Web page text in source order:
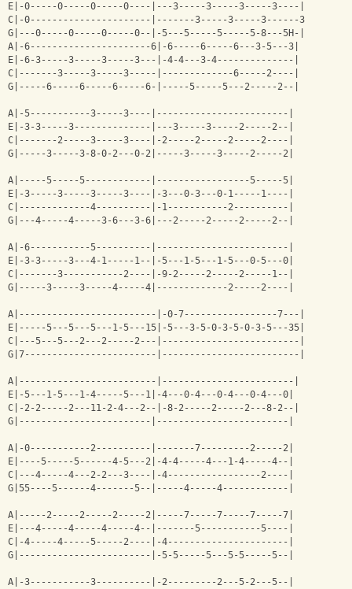
E|-0-----0-----0-----0----|---3-----3-----3-----3----|
C|-0----------------------|-------3-----3-----3------3
G|---0-----0-----0-----0--|-
A|-6----------------------6|-6-----6-----6---3-5---3|
E|-6-3-----3-----3-----3---|-4-4---3-4--------------|
C|-------3-----3-----3-----|-------------6-----2----|
G|-----6-----6-----6-----6-|-----5-----5---2-----2--|
A|-5-----------3-----3----|------------------------|
E|-3-3-----3--------------|---3-----3-----2-----2--|
C|-------2-----3-----3----|-2-----2-----2-----2----|
G|-----3-----3-8-0-2---0-2|-----3-----3-----2-----2|
A|-----5-----5------------|-----------------5-----5|
E|-3-----3-----3-----3----|-3---0-3---0-1-----1----|
C|-------------4----------|-1-----------2----------|
G|---4-----4-----3-6---3-6|---2-----2-----2-----2--|
A|-6-----------5----------|------------------------|
E|-3-3-----3---4-1-----1--|-5---1-5---1-5---0-5---0|
C|-------3-----------2----|-9-2-----2-----2-----1--|
G|-----3-----3-----4-----4|-------------2-----2----|
A|-------------------------|-0-7-----------------7---|
E|-----5---5---5---1-5---15|-5---3-5-0-3-5-0-3-5---35|
C|---5---5---2---2-----2---|-------------------------|
G|7------------------------|-------------------------|
A|-------------------------|------------------------|
E|-5---1-5---1-4-----5---1|-4---0-4---0-4---0-4---0|
C|-2-2-----2---11-2-4---2--|-8-2-----2-----2---8-2--|
G|------------------------|------------------------|
A|-0-----------2----------|-------7---------2-----2|
E|----5-----5------4-5---2|-4-4-----4---1-4-----4--|
C|---4-----4---2-2---3----|-4-----------------2----|
G|55----5------4-------5--|-----4-----4------------|
A|-----2-----2-----2-----2|-----7-----7-----7-----7|
E|---4-----4-----4-----4--|-------5-----------5----|
C|-4-----4-----5-----2----|-4----------------------|
G|------------------------|-5-5-----5---5-5-----5--|
A|-3-----------3----------|-2---------2---5-2---5--|